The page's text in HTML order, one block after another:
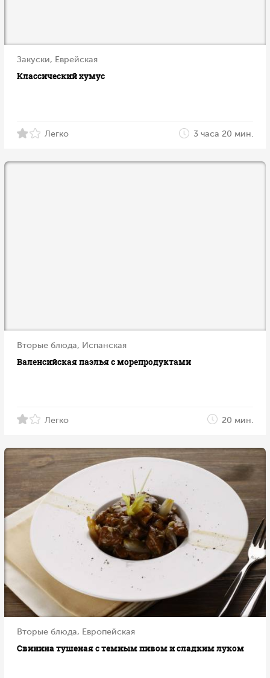
Закуски, Еврейская
Классический хумус
Легко 3 часа 20 мин.
Вторые блюда, Испанская
Валенсийская паэлья с морепродуктами
Легко 20 мин.
Вторые блюда, Европейская
Свинина тушеная с темным пивом и сладким луком